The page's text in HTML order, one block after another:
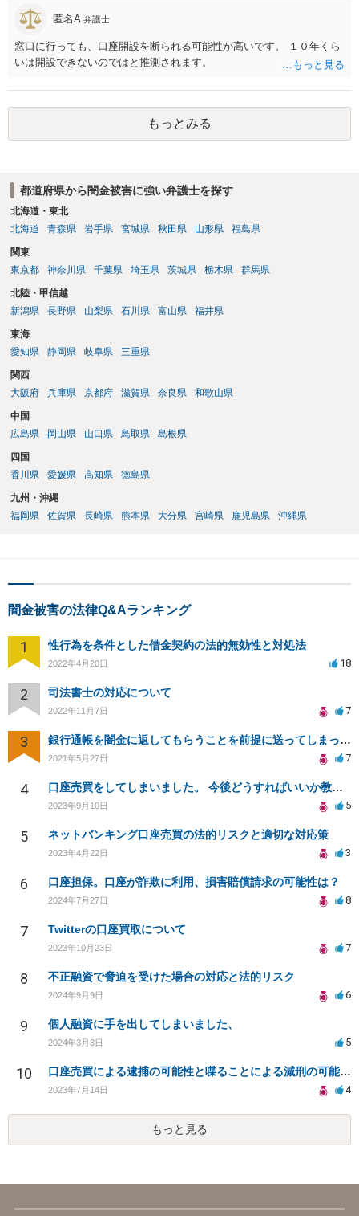
匿名A 弁護士
窓口に行っても、口座開設を断られる可能性が高いです。 １０年くら
いは開設できないのではと推測されます。
もっとみる
都道府県から闇金被害に強い弁護士を探す
北海道・東北
北海道
青森県 岩手県 宮城県 秋田県 山形県 福島県
関東
東京都
神奈川県 千葉県 埼玉県 茨城県 栃木県 群馬県
北陸・甲信越
新潟県
長野県 山梨県 石川県 富山県 福井県
東海
愛知県
静岡県 岐阜県 三重県
関西
大阪府
兵庫県 京都府 滋賀県 奈良県 和歌山県
中国
広島県
岡山県 山口県 鳥取県 島根県
四国
香川県
愛媛県 高知県 徳島県
九州・沖縄
福岡県
佐賀県 長崎県 熊本県 大分県 宮崎県 鹿児島県 沖縄県
闇金被害の法律Q&Aランキング
1 性行為を条件とした借金契約の法的無効性と対処法
2022年4月20日 18
2 司法書士の対応について
2022年11月7日 7
3 銀行通帳を闇金に返してもらうことを前提に送ってしまった。持続化給付金も入ってたのは、逮捕されますか？
2021年5月27日 7
4 口座売買をしてしまいました。 今後どうすればいいか教えてください……
2023年9月10日 5
5 ネットバンキング口座売買の法的リスクと適切な対応策
2023年4月22日 3
6 口座担保。口座が詐欺に利用、損害賠償請求の可能性は？
2024年7月27日 8
7 Twitterの口座買取について
2023年10月23日 7
8 不正融資で脅迫を受けた場合の対応と法的リスク
2024年9月9日 6
9 個人融資に手を出してしまいました、
2024年3月3日 5
10 口座売買による逮捕の可能性と喋ることによる減刑の可能性について
2023年7月14日 4
もっと見る